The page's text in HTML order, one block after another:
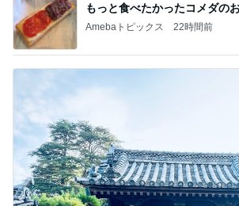
もっと食べたかったコメダの
Amebaトピックス 22時間前